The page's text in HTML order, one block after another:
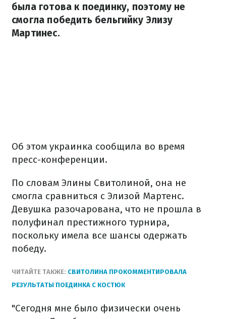
была готова к поединку, поэтому не
смогла победить бельгийку Элизу
Мартинес.
Об этом украинка сообщила во время
пресс-конференции.
По словам Элины Свитолиной, она не
смогла сравниться с Элизой Мартенс.
Девушка разочарована, что не прошла в
полуфинал престижного турнира,
поскольку имела все шансы одержать
победу.
ЧИТАЙТЕ ТАКЖЕ: СВИТОЛИНА ПРОКОММЕНТИРОВАЛА
РЕЗУЛЬТАТЫ ПОЕДИНКА С КОСТЮК
"Сегодня мне было физически очень